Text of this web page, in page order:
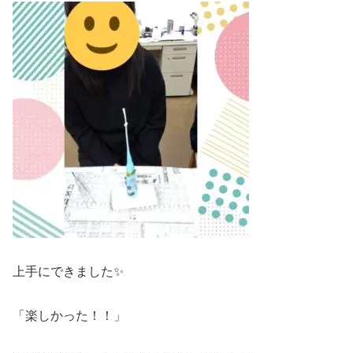
上手にできました✨
「楽しかった！！」